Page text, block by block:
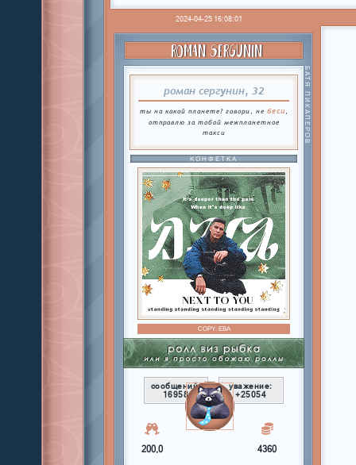
2024-04-25 16:08:01
ROMAN SERGUNIN
роман сергунин, 32
ты на какой планете? говори, не беси,
отправлю за тобой межпланетное
такси
БАТЯ ПИКАПЕРОВ
КОНФЕТКА
COPY:ЕВА
сообщений:
16958
уважение:
+25054
200,0 4360